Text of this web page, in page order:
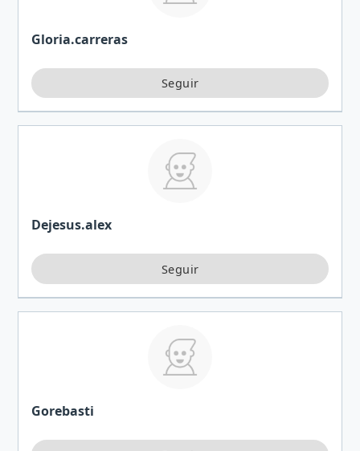
Gloria.carreras
Dejesus.alex
Gorebasti